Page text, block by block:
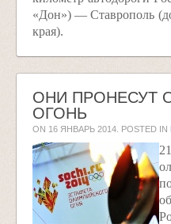
«Дон») — Ставрополь
края).
ОНИ ПРОНЕСУТ
ОГОНЬ
ON 16 ЯНВАРЬ 2014 . POSTED IN